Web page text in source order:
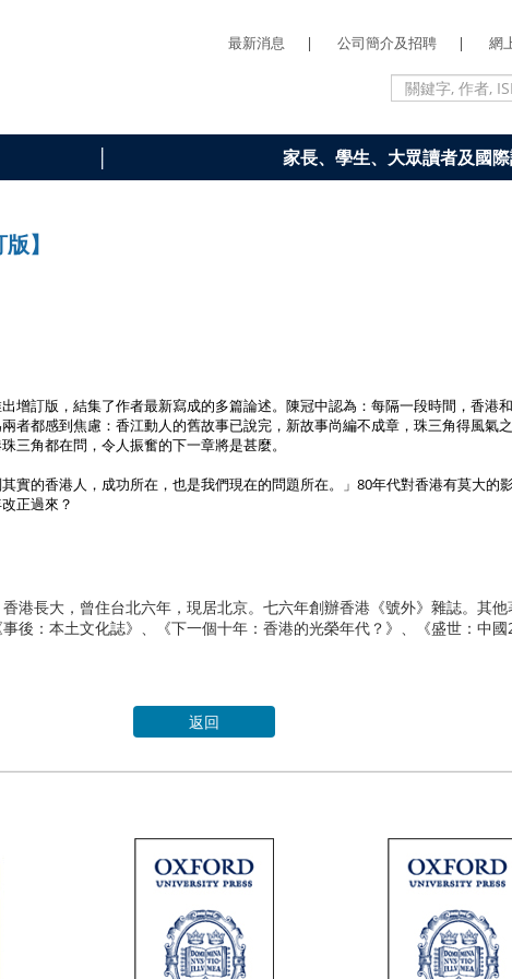
最新消息 | 公司簡介及招聘 | 網
家長、學生、大眾讀者及國
】
增訂版，結集了作者最新寫成的多篇論述。陳冠中認為：每隔一段時間，香港
者都感到焦慮：香江動人的舊故事已說完，新故事尚編不成章，珠三角得風氣
三角都在問，令人振奮的下一章將是甚麼。
實的香港人，成功所在，也是我們現在的問題所在。」80年代對香港有莫大的
正過來？
香港長大，曾住台北六年，現居北京。七六年創辦香港《號外》雜誌。其
後：本土文化誌》、《下一個十年：香港的光榮年代？》、《盛世：中
返回